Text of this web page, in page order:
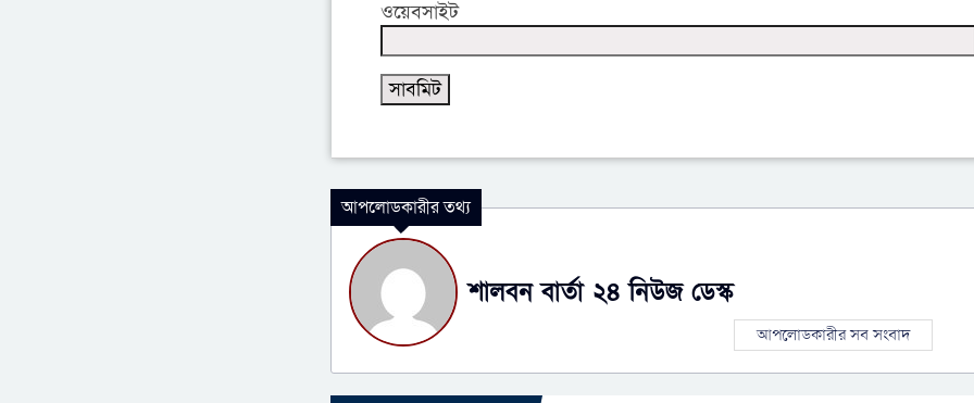
ওয়েবসাইট
আপলোডকারীর তথ্য
শালবন বার্তা ২৪ নিউজ ডেস্ক
আপলোডকারীর সব সংবাদ